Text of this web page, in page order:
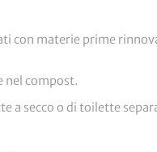
con materie prime
nel compost.
a secco o di toilette